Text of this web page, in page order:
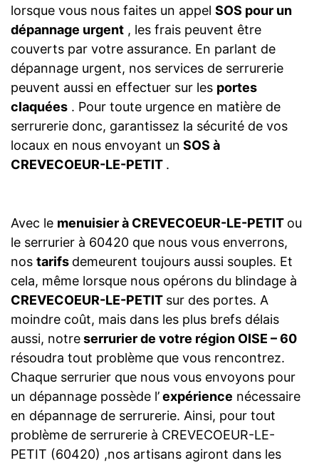
lorsque vous nous faites un appel SOS pour un
dépannage urgent , les frais peuvent être
couverts par votre assurance. En parlant de
dépannage urgent, nos services de serrurerie
peuvent aussi en effectuer sur les portes
claquées . Pour toute urgence en matière de
serrurerie donc, garantissez la sécurité de vos
locaux en nous envoyant un SOS à
CREVECOEUR-LE-PETIT .
Avec le menuisier à CREVECOEUR-LE-PETIT ou
le serrurier à 60420 que nous vous enverrons,
nos tarifs demeurent toujours aussi souples. Et
cela, même lorsque nous opérons du blindage à
CREVECOEUR-LE-PETIT sur des portes. A
moindre coût, mais dans les plus brefs délais
aussi, notreserrurier de votre région OISE – 60
résoudra tout problème que vous rencontrez.
Chaque serrurier que nous vous envoyons pour
un dépannage possède l’expérience nécessaire
en dépannage de serrurerie. Ainsi, pour tout
problème de serrurerie à CREVECOEUR-LE-
PETIT (60420) ,nos artisans agiront dans les